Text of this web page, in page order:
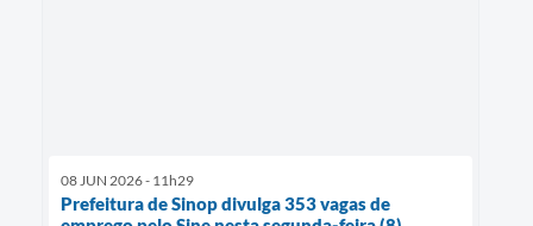
08 JUN 2026 - 11h29
Prefeitura de Sinop divulga 353 vagas de